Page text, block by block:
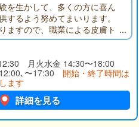
を生かして、多くの方に喜ん
するよう努めてまいります。
ますので、職業による皮膚ト
るよう努めてまいります。ど
る範囲でご対応いたします
月火水金 14:30〜18:00
､〜17:30 開始・終了時間は
ます
詳細を見る